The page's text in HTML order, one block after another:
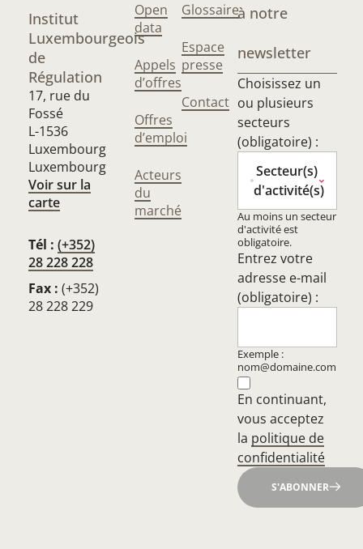
Institut
Luxembourgeois
de
Régulation
17, rue du
Fossé
L-1536
Luxembourg
Luxembourg
Voir sur la
carte
Tél : (+352)
28 228 228
Fax : (+352)
28 228 229
Open
data
Appels
d’offres
Offres
d’emploi
Acteurs
du
marché
Glossaire
Espace
presse
Contact
à notre
newsletter
Choisissez un
ou plusieurs
secteurs
(obligatoire) :
Secteur(s)
d'activité(s)
Au moins un secteur
d'activité est
obligatoire.
Entrez votre
adresse e-mail
(obligatoire) :
Exemple :
nom@domaine.com
En continuant,
vous acceptez
la politique de
confidentialité
S'ABONNER